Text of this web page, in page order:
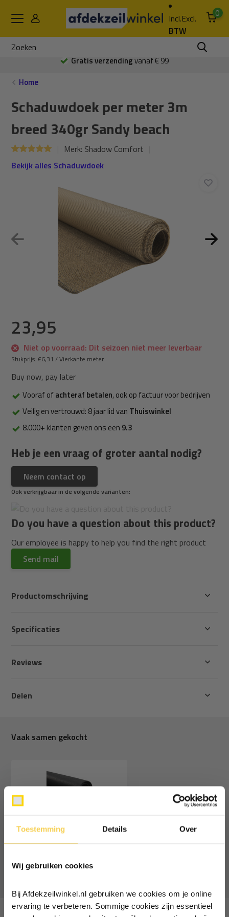
Toestemming Details Over
Wij gebruiken cookies
Bij Afdekzeilwinkel.nl gebruiken we cookies om je online
ervaring te verbeteren. Sommige cookies zijn essentieel
Incl.Excl.
BTW
0
Gratis verzendingvanaf € 99
Home
Schaduwdoek per meter 3m
breed 340gr Sandy beach
Merk: Shadow Comfort
Bekijk alles Schaduwdoek
23,95
Niet op voorraad: Dit seizoen niet meer leverbaar
Stukprijs:€6,31 /Vierkante meter
Buy now, pay later
Vooraf ofachteraf betalen, ook op factuur voor bedrijven
Veilig en vertrouwd: 8 jaar lid van Thuiswinkel
8.000+ klanten geven ons een 9.3
Heb je een vraag of groter aantal nodig?
Neem contact op
Ook verkrijgbaar in de volgende varianten:
Do you have a question about this product?
Our employee is happy to help you find the right product
Send mail
Productomschrijving
Specificaties
Reviews
Delen
Vaak samen gekocht
Schaduwdoek per meter 3m
breed 300gr Carbon Black
Deliverytime
Ontvang €5,- korting!
Schrijf je in voor de nieuwsbrief en
Vul je e-mailadres in‍⁪⁪